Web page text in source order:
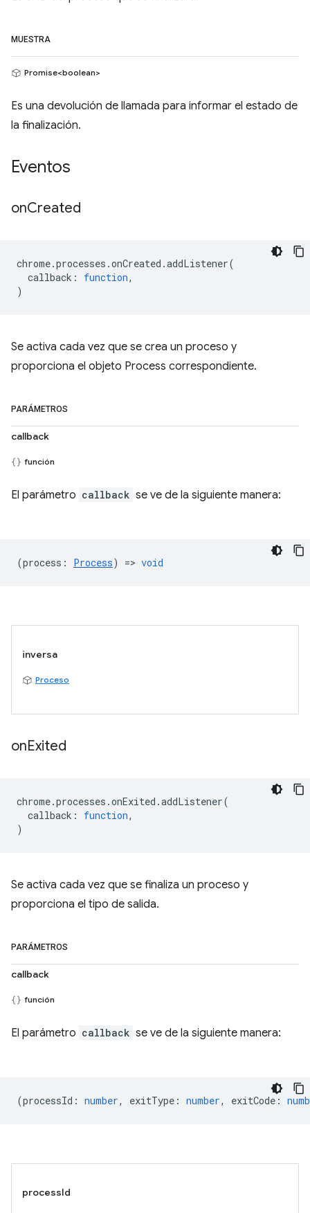
MUESTRA
Promise<boolean>
Es una devolución de llamada para informar el estado de
la finalización.
Eventos
onCreated
chrome.processes .onCreated .addListener(
callback : function,
)
Se activa cada vez que se crea un proceso y
proporciona el objeto Process correspondiente.
PARÁMETROS
callback
función
El parámetro callback se ve de la siguiente manera:
(process : Process) => void
inversa
Proceso
onExited
chrome.processes .onExited .addListener(
callback : function,
)
Se activa cada vez que se finaliza un proceso y
proporciona el tipo de salida.
PARÁMETROS
callback
función
El parámetro callback se ve de la siguiente manera:
(processId : number, exitType : number, exitCode :
processId